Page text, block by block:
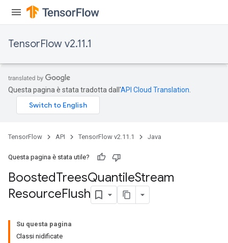
TensorFlow v2.11.1
Questa pagina è stata tradotta dall'API Cloud Translation
TensorFlow API TensorFlow v2.11.1 Java
Questa pagina è stata utile?
BoostedTreesQuantileStream
ResourceFlush
Su questa pagina
Classi nidificate